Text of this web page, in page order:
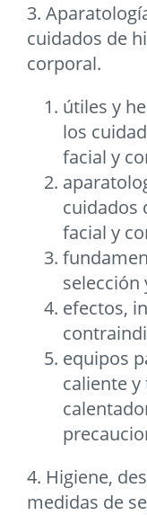
3.
cuidados de
corporal.
útiles y
los
facial y
cuidados
facial y
selección
efectos,
equipos
caliente
4. Higiene,
medidas de